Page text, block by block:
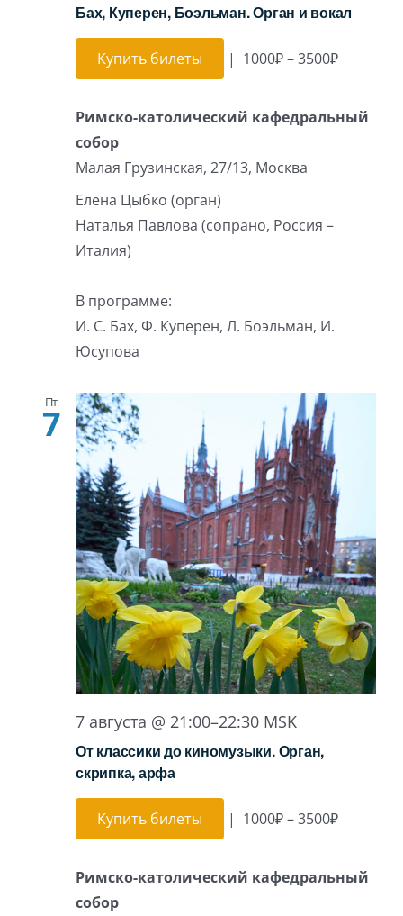
Бах, Куперен, Боэльман. Орган и вокал
Купить билеты | 1000₽ – 3500₽
Римско-католический кафедральный
собор
Малая Грузинская, 27/13, Москва
Елена Цыбко (орган)
Наталья Павлова (сопрано, Россия –
Италия)
В программе:
И. С. Бах, Ф. Куперен, Л. Боэльман, И.
Юсупова
Пт
7
7 августа @ 21:00–22:30 MSK
От классики до киномузыки. Орган,
скрипка, арфа
Купить билеты | 1000₽ – 3500₽
Римско-католический кафедральный
собор